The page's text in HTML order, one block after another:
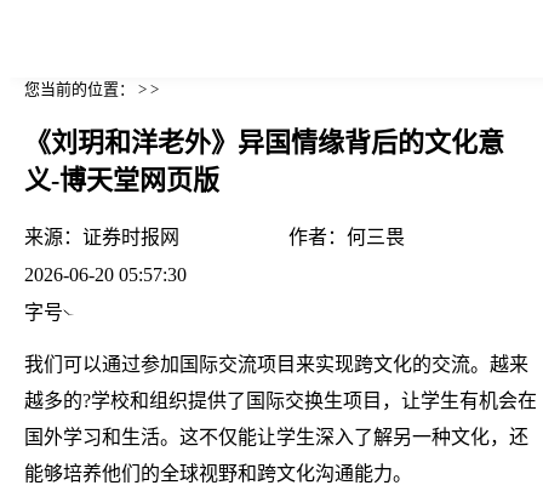
您当前的位置： > >
《刘玥和洋老外》异国情缘背后的文化意
义-博天堂网页版
来源： 证券时报网 作者： 何三畏
2026-06-20 05:57:30
字号
我们可以通过参加国际交流项目来实现跨文化的交流。越来
越多的?学校和组织提供了国际交换生项目，让学生有机会在
国外学习和生活。这不仅能让学生深入了解另一种文化，还
能够培养他们的全球视野和跨文化沟通能力。